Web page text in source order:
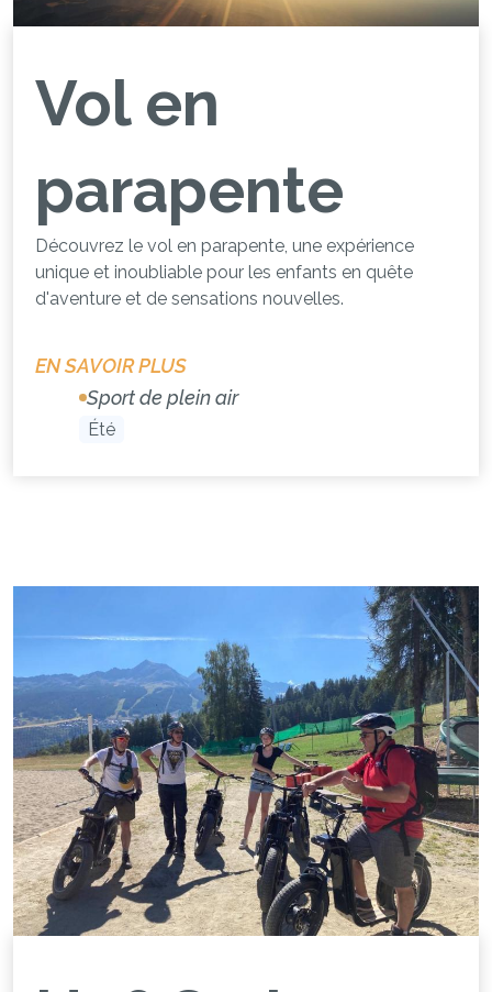
Vol en
parapente
Découvrez le vol en parapente, une expérience
unique et inoubliable pour les enfants en quête
d'aventure et de sensations nouvelles.
EN SAVOIR PLUS
Sport de plein air
Été